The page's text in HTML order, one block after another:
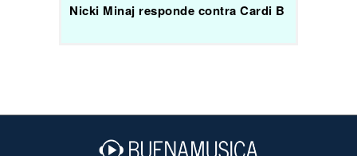
Nicki Minaj responde contra Cardi B